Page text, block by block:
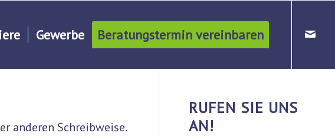
Gewerbe Beratungstermin vereinbaren
anderen Schreibweise.
RUFEN SIE UNS
AN!